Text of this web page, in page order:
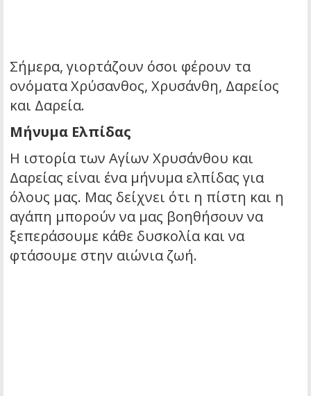
Σήμερα, γιορτάζουν όσοι φέρουν τα
ονόματα Χρύσανθος, Χρυσάνθη, Δαρείος
και Δαρεία.
Μήνυμα Ελπίδας
Η ιστορία των Αγίων Χρυσάνθου και
Δαρείας είναι ένα μήνυμα ελπίδας για
όλους μας. Μας δείχνει ότι η πίστη και η
αγάπη μπορούν να μας βοηθήσουν να
ξεπεράσουμε κάθε δυσκολία και να
φτάσουμε στην αιώνια ζωή.